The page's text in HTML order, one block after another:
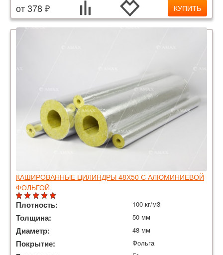
от 378 ₽ КУПИТЬ
КАШИРОВАННЫЕ ЦИЛИНДРЫ 48Х50 С АЛЮМИНИЕВОЙ
ФОЛЬГОЙ
Плотность: 100 кг/м3
Толщина: 50 мм
Диаметр: 48 мм
Покрытие: Фольга